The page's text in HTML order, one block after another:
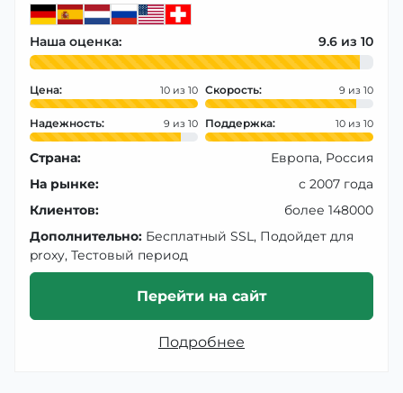
Наша оценка: 9.6
Цена: 10 Скорость: 9
Надежность: 9 Поддержка: 10
Страна:
Европа, Россия
На рынке:
с 2007 года
Клиентов:
более 148000
Дополнительно: Бесплатный SSL, Подойдет для
proxy, Тестовый период
Перейти на сайт
Подробнее